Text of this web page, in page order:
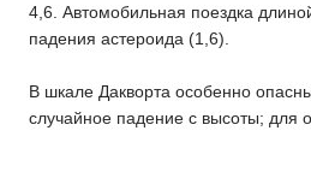
4,6. Автомобильная поездка
падения астероида (1,6).
В шкале Дакворта особенно
случайное падение с высоты; для